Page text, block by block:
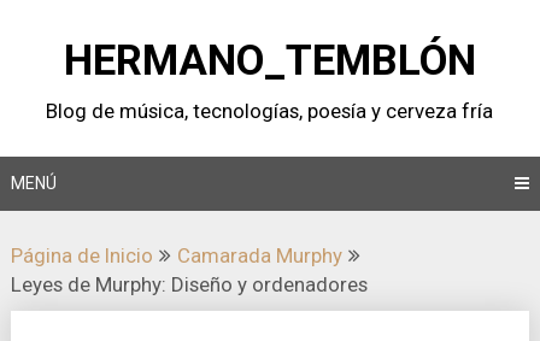
contenidoHERMANO_TEMBLÓN
Blog de música, tecnologí­as, poesí­a y cerveza frí­a
MENÚ
Página de Inicio
Camarada Murphy
Leyes de Murphy: Diseño y ordenadores